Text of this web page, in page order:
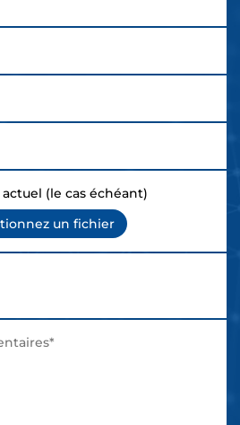
(le cas échéant)
un fichier